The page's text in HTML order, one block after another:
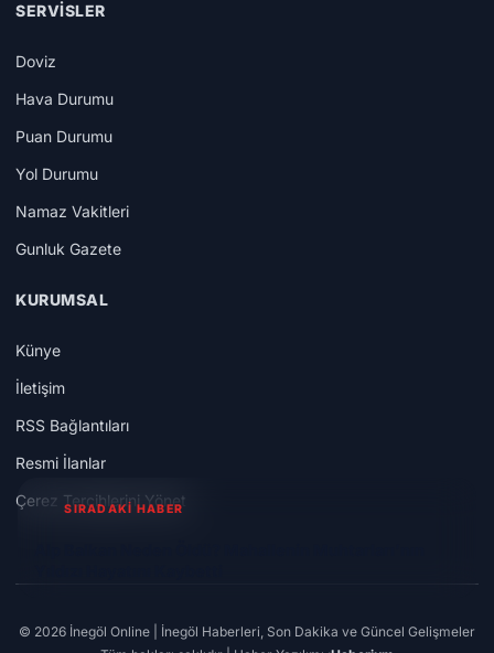
SERVISLER
Doviz
Hava Durumu
Puan Durumu
Yol Durumu
Namaz Vakitleri
Gunluk Gazete
KURUMSAL
Künye
İletişim
RSS Bağlantıları
Resmi İlanlar
Çerez Tercihlerini Yönet
© 2026 İnegöl Online | İnegöl Haberleri, Son Dakika ve Güncel Gelişmeler
SIRADAKİ HABER